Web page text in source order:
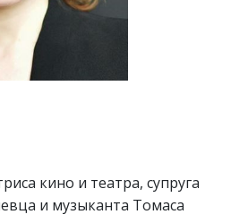
кино и театра, супруга
и музыканта Томаса